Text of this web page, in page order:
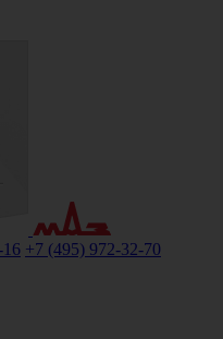
16 +7 (495) 972-32-70